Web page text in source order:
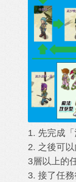
1. 先完成
2. 之後可
3層以上的
3. 接了任